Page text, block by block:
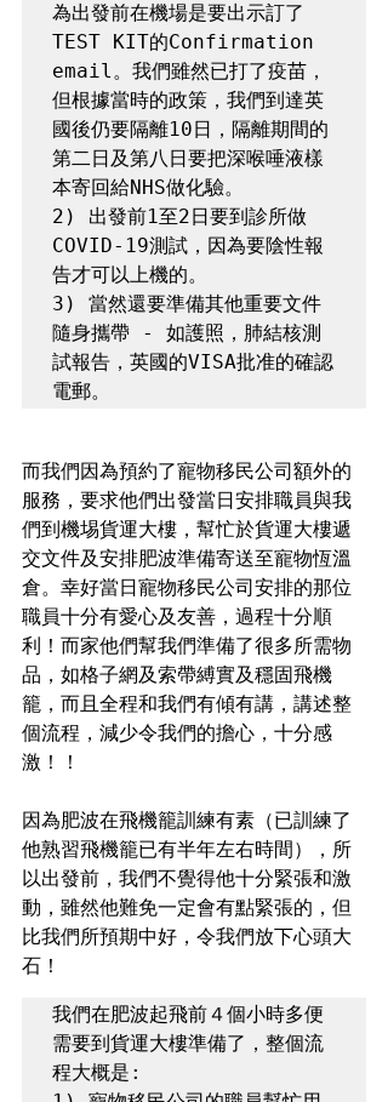
為出發前在機場是要出示訂了
TEST KIT的Confirmation
email。我們雖然已打了疫苗，
但根據當時的政策，我們到達英
國後仍要隔離10日，隔離期間的
第二日及第八日要把深喉唾液樣
本寄回給NHS做化驗。
2) 出發前1至2日要到診所做
COVID-19測試，因為要陰性報
告才可以上機的。
3) 當然還要準備其他重要文件
隨身攜帶 - 如護照，肺結核測
試報告，英國的VISA批准的確認
電郵。
而我們因為預約了寵物移民公司額外的
服務，要求他們出發當日安排職員與我
們到機埸貨運大樓，幫忙於貨運大樓遞
交文件及安排肥波準備寄送至寵物恆溫
倉。幸好當日寵物移民公司安排的那位
職員十分有愛心及友善，過程十分順
利！而家他們幫我們準備了很多所需物
品，如格子網及索帶縛實及穩固飛機
籠，而且全程和我們有傾有講，講述整
個流程，減少令我們的擔心，十分感
激！！
因為肥波在飛機籠訓練有素（已訓練了
他熟習飛機籠已有半年左右時間），所
以出發前，我們不覺得他十分緊張和激
動，雖然他難免一定會有點緊張的，但
比我們所預期中好，令我們放下心頭大
石！
我們在肥波起飛前４個小時多便
需要到貨運大樓準備了，整個流
程大概是: